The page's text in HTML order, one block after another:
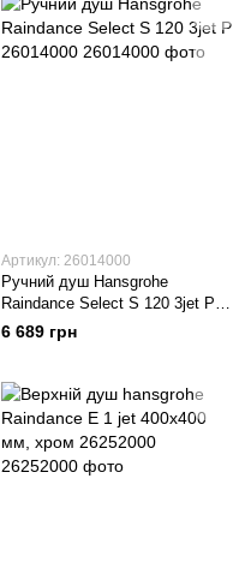
Артикул: 26014000
Ручний душ Hansgrohe
Raindance Select S 120 3jet P
26014000
6 689 грн